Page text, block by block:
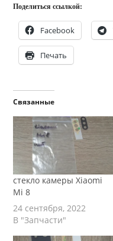
Поделиться ссылкой:
Facebook
Печать
Связанные
стекло камеры Xiaomi
Mi 8
24 сентября, 2022
В "Запчасти"